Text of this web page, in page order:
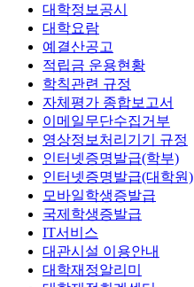
대학정보공시
대학요람
예결산공고
적립금 운용현황
학칙관련 규정
자체평가 종합보고서
이메일무단수집거부
영상정보처리기기 규정
인터넷증명발급(학부)
인터넷증명발급(대학원)
모바일학생증발급
국제학생증발급
IT서비스
대관시설 이용안내
대학재정알리미